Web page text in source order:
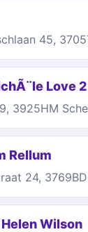
45,
Love
3925HM
Rellum
24,
Wilson